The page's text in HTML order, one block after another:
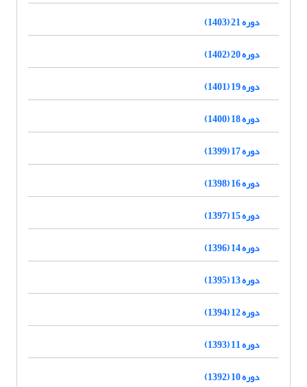
دوره 21 (1403)
دوره 20 (1402)
دوره 19 (1401)
دوره 18 (1400)
دوره 17 (1399)
دوره 16 (1398)
دوره 15 (1397)
دوره 14 (1396)
دوره 13 (1395)
دوره 12 (1394)
دوره 11 (1393)
دوره 10 (1392)